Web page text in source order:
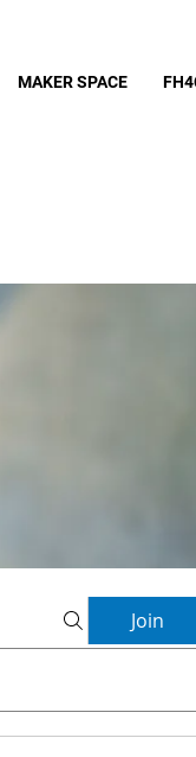
MAKER SPACE
Join